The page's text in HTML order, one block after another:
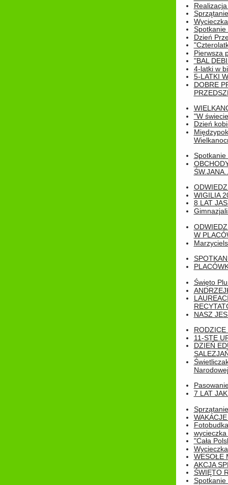
Spotkanie
Dzień
Pierwsza
"BAL
4-latki w
5-LATKI
DOBRE
"W
Dzień
Spotkanie
WIGILIA
8 LAT
W
Święto
NASZ
RODZICE
11-STE
DZIEŃ
Narodowej
7 LAT
Fotobudka
"Cała
WESOŁE
AKCJA
ŚWIĘTO
Spotkanie